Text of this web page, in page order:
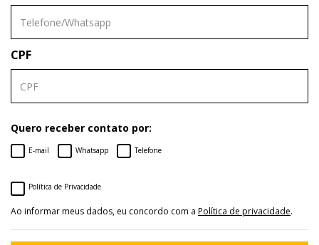
CPF
Quero receber contato por:
E-mail Whatsapp Telefone
Política de Privacidade
Ao informar meus dados, eu concordo com a Política de privacidade.